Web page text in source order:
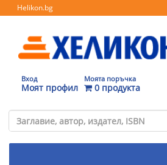
Helikon.bg
Вход
Моят профил
Моята поръчка
0 продукта